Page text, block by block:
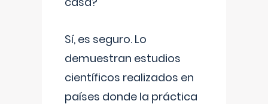
Sí, es seguro. Lo
demuestran estudios
científicos realizados en
países donde la práctica